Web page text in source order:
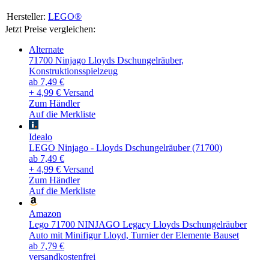
Hersteller: LEGO®
Jetzt Preise vergleichen:
Alternate
71700 Ninjago Lloyds Dschungelräuber,
Konstruktionsspielzeug
ab 7,49 €
+ 4,99 € Versand
Zum Händler
Auf die Merkliste
Idealo
LEGO Ninjago - Lloyds Dschungelräuber (71700)
ab 7,49 €
+ 4,99 € Versand
Zum Händler
Auf die Merkliste
Amazon
Lego 71700 NINJAGO Legacy Lloyds Dschungelräuber
Auto mit Minifigur Lloyd, Turnier der Elemente Bauset
ab 7,79 €
versandkostenfrei